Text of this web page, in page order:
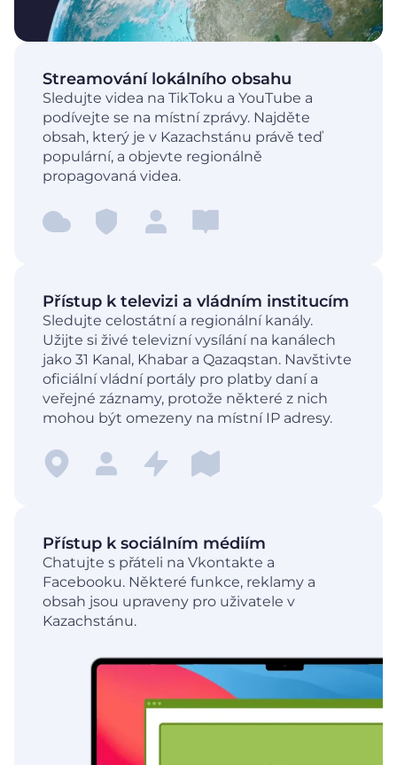
Streamování lokálního obsahu
Sledujte videa na TikToku a YouTube a
podívejte se na místní zprávy. Najděte
obsah, který je v Kazachstánu právě teď
populární, a objevte regionálně
propagovaná videa.
Přístup k televizi a vládním institucím
Sledujte celostátní a regionální kanály.
Užijte si živé televizní vysílání na kanálech
jako 31 Kanal, Khabar a Qazaqstan. Navštivte
oficiální vládní portály pro platby daní a
veřejné záznamy, protože některé z nich
mohou být omezeny na místní IP adresy.
Přístup k sociálním médiím
Chatujte s přáteli na Vkontakte a
Facebooku. Některé funkce, reklamy a
obsah jsou upraveny pro uživatele v
Kazachstánu.